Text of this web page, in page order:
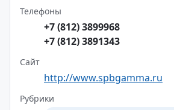
Телефоны
+7 (812) 3899968
+7 (812) 3891343
Сайт
http://www.spbgamma.ru
Рубрики